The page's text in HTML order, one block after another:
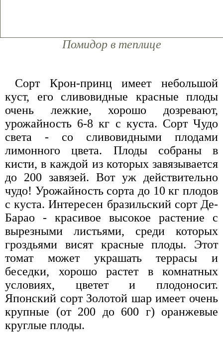
Помидор в теплице
Сорт Крон-принц имеет небольшой
куст, его сливовидные красные плоды
очень лежкие, хорошо дозревают,
урожайность 6-8 кг с куста. Сорт Чудо
света - со сливовидными плодами
лимонного цвета. Плоды собраны в
кисти, в каждой из которых завязывается
до 200 завязей. Вот уж действительно
чудо! Урожайность сорта до 10 кг плодов
с куста. Интересен бразильский сорт Де-
Барао - красивое высокое растение с
вырезными листьями, среди которых
гроздьями висят красные плоды. Этот
томат может украшать террасы и
беседки, хорошо растет в комнатных
условиях, цветет и плодоносит.
Японский сорт Золотой шар имеет очень
крупные (от 200 до 600 г) оранжевые
круглые плоды.